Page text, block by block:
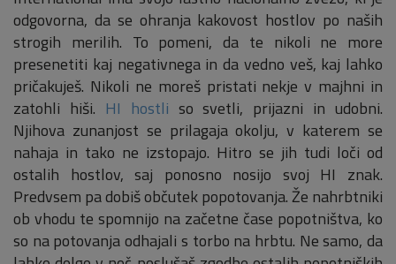
odgovorna, da se ohranja kakovost hostlov po naših
strogih merilih. To pomeni, da te nikoli ne more
presenetiti kaj negativnega in da vedno veš, kaj lahko
pričakuješ. Nikoli ne moreš pristati nekje v majhni in
zatohli hiši. HI hostli so svetli, prijazni in udobni.
Njihova zunanjost se prilagaja okolju, v katerem se
nahaja in tako ne izstopajo. Hitro se jih tudi loči od
ostalih hostlov, saj ponosno nosijo svoj HI znak.
Predvsem pa dobiš občutek popotovanja. Že nahrbtniki
ob vhodu te spomnijo na začetne čase popotništva, ko
so na potovanja odhajali s torbo na hrbtu. Ne samo, da